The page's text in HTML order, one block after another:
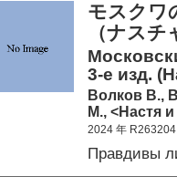
モスク
（ナス
3-е изд.
Волков В.,
М., <Настя
2024 年 R263204
Правдивы